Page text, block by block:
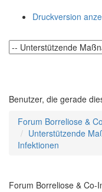
Druckversion
Benutzer, die gerade
Forum Borreliose &
Unterstützende
Infektionen
Forum Borreliose & Co-